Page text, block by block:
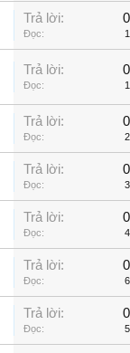
Trả lời: 0
Đọc: 1
Trả lời: 0
Đọc: 1
Trả lời: 0
Đọc: 2
Trả lời: 0
Đọc: 3
Trả lời: 0
Đọc: 4
Trả lời: 0
Đọc: 6
Trả lời: 0
Đọc: 5